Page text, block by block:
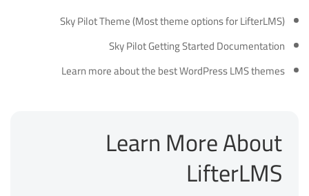
Sky Pilot Theme(Most theme options for LifterLMS)
Sky Pilot Getting Started Documentation
Learn more about thebest WordPress LMS themes
Learn More About
LifterLMS